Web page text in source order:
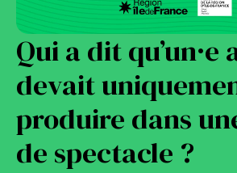
Qui a dit qu’un·e
devait
produire dans
de spectacle ?